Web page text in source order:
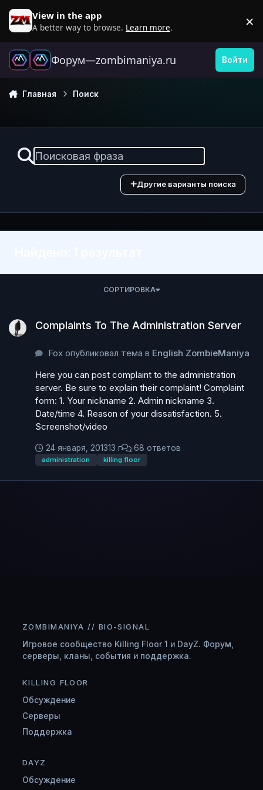
Перейти к содержанию
View in the app
A better way to browse. Learn more. ×
Форум—zombimaniya.ru Войти
Главная Поиск
Другие варианты поиска
СОРТИРОВКА
Complaints To The Administration Server
Fox опубликовал тема в English ZombieManiya
Here you can post complaint to the administration
server. Be sure to explain their complaint! Complaint
form: 1. Your nickname 2. Admin nickname 3.
Date/time 4. Reason of your dissatisfaction. 5.
Screenshot/video
24 января, 201313 г 68 ответов
administration killing floor
ZOMBIMANIYA // BIO-SIGNAL
Игровое сообщество Killing Floor 1 и DayZ. Форум,
серверы, кланы, события и поддержка.
KILLING FLOOR
Обсуждение
Серверы
Поддержка
DAYZ
Обсуждение